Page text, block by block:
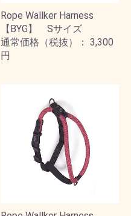
Rope Wallker Harness
【BYG】 Sサイズ
通常価格（税抜）： 3,300
円